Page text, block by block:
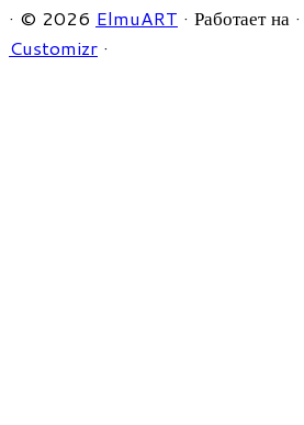
· © 2026 ElmuART · Работает на ·
Customizr ·